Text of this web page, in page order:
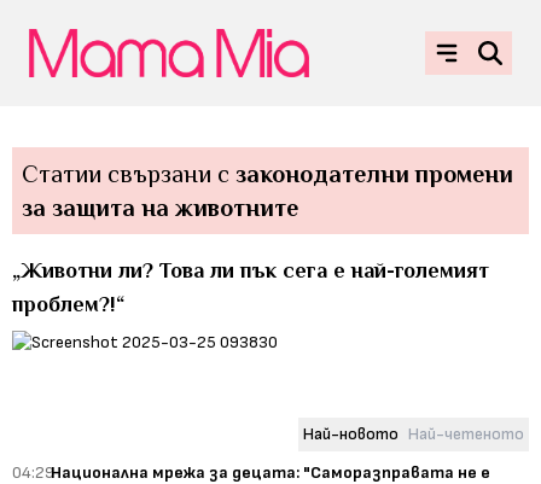
Статии свързани с законодателни промени
за защита на животните
„Животни ли? Това ли пък сега е най-големият
проблем?!“
Най-новото Най-четеното
04:29Национална мрежа за децата: "Саморазправата не е